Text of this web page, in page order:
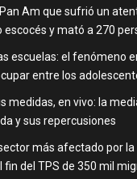
Am que sufrió un
escocés y mató a 270
escuelas: el fenómeno
entre los
medidas, en vivo: la
y sus repercusiones
más afectado por
fin del TPS de 350 mil